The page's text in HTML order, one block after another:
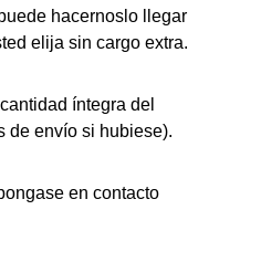
hacernoslo llegar
elija sin cargo extra.
íntegra del
de envío si hubiese).
en contacto